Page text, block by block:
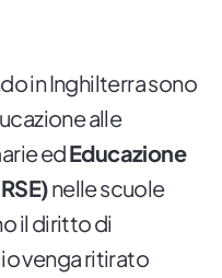
in Inghilterra sono
alle
edEducazione
nelle scuole
il diritto di
venga ritirato